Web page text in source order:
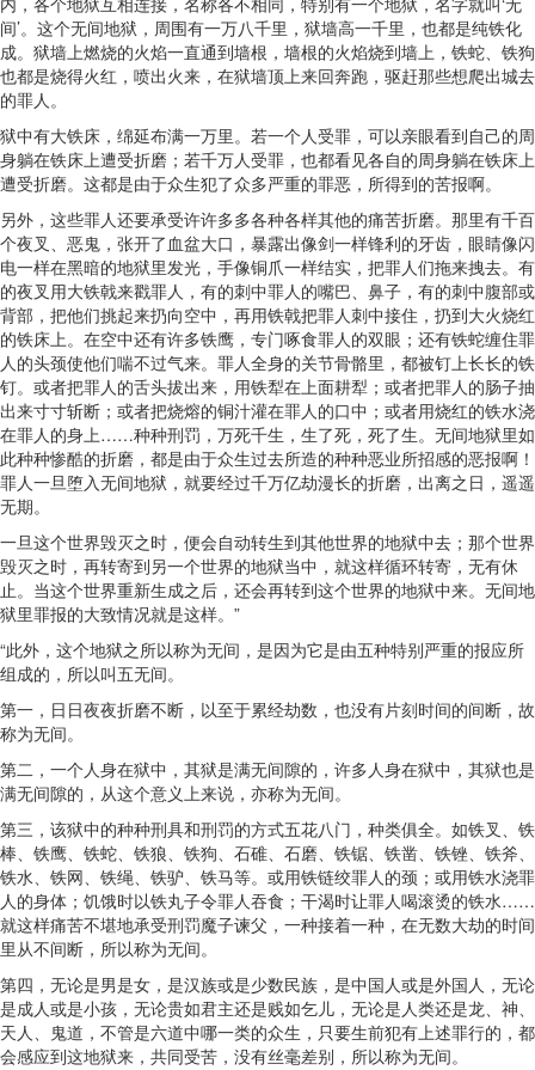
间’。这个无间地狱，周围有一万八千里，狱墙高一千里，也都是纯铁化
成。狱墙上燃烧的火焰一直通到墙根，墙根的火焰烧到墙上，铁蛇、铁狗
也都是烧得火红，喷出火来，在狱墙顶上来回奔跑，驱赶那些想爬出城去
的罪人。
狱中有大铁床，绵延布满一万里。若一个人受罪，可以亲眼看到自己的周
身躺在铁床上遭受折磨；若千万人受罪，也都看见各自的周身躺在铁床上
遭受折磨。这都是由于众生犯了众多严重的罪恶，所得到的苦报啊。
另外，这些罪人还要承受许许多多各种各样其他的痛苦折磨。那里有千百
个夜叉、恶鬼，张开了血盆大口，暴露出像剑一样锋利的牙齿，眼睛像闪
电一样在黑暗的地狱里发光，手像铜爪一样结实，把罪人们拖来拽去。有
的夜叉用大铁戟来戳罪人，有的刺中罪人的嘴巴、鼻子，有的刺中腹部或
背部，把他们挑起来扔向空中，再用铁戟把罪人刺中接住，扔到大火烧红
的铁床上。在空中还有许多铁鹰，专门啄食罪人的双眼；还有铁蛇缠住罪
人的头颈使他们喘不过气来。罪人全身的关节骨骼里，都被钉上长长的铁
钉。或者把罪人的舌头拔出来，用铁犁在上面耕犁；或者把罪人的肠子抽
出来寸寸斩断；或者把烧熔的铜汁灌在罪人的口中；或者用烧红的铁水浇
在罪人的身上……种种刑罚，万死千生，生了死，死了生。无间地狱里如
此种种惨酷的折磨，都是由于众生过去所造的种种恶业所招感的恶报啊！
罪人一旦堕入无间地狱，就要经过千万亿劫漫长的折磨，出离之日，遥遥
无期。
一旦这个世界毁灭之时，便会自动转生到其他世界的地狱中去；那个世界
毁灭之时，再转寄到另一个世界的地狱当中，就这样循环转寄，无有休
止。当这个世界重新生成之后，还会再转到这个世界的地狱中来。无间地
狱里罪报的大致情况就是这样。”
“此外，这个地狱之所以称为无间，是因为它是由五种特别严重的报应所
组成的，所以叫五无间。
第一，日日夜夜折磨不断，以至于累经劫数，也没有片刻时间的间断，故
称为无间。
第二，一个人身在狱中，其狱是满无间隙的，许多人身在狱中，其狱也是
满无间隙的，从这个意义上来说，亦称为无间。
第三，该狱中的种种刑具和刑罚的方式五花八门，种类俱全。如铁叉、铁
棒、铁鹰、铁蛇、铁狼、铁狗、石碓、石磨、铁锯、铁凿、铁锉、铁斧、
铁水、铁网、铁绳、铁驴、铁马等。或用铁链绞罪人的颈；或用铁水浇罪
人的身体；饥饿时以铁丸子令罪人吞食；干渴时让罪人喝滚烫的铁水……
就这样痛苦不堪地承受刑罚魔子谏父，一种接着一种，在无数大劫的时间
里从不间断，所以称为无间。
第四，无论是男是女，是汉族或是少数民族，是中国人或是外国人，无论
是成人或是小孩，无论贵如君主还是贱如乞儿，无论是人类还是龙、神、
天人、鬼道，不管是六道中哪一类的众生，只要生前犯有上述罪行的，都
会感应到这地狱来，共同受苦，没有丝毫差别，所以称为无间。